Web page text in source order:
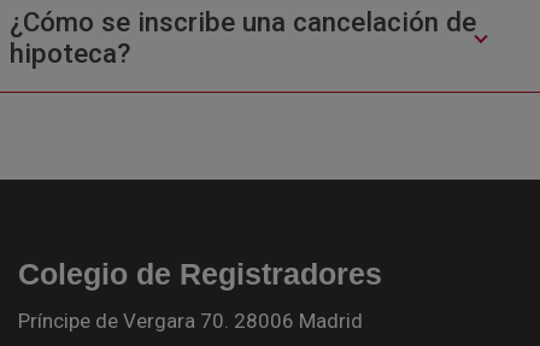
¿Cómo se inscribe una cancelación de
hipoteca?
Colegio de Registradores
Príncipe de Vergara 70. 28006 Madrid